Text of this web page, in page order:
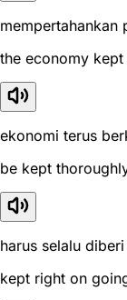
mempertahankan
the economy
ekonomi terus
be kept
harus selalu
kept right on